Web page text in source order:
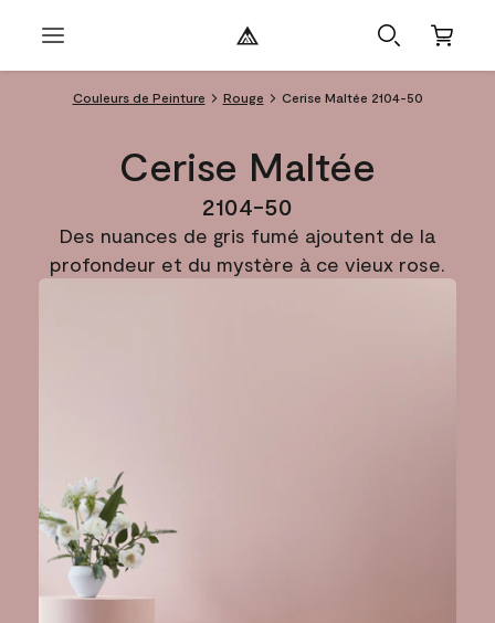
Couleurs de Peinture Rouge Cerise Maltée 2104-50
Cerise Maltée
2104-50
Des nuances de gris fumé ajoutent de la
profondeur et du mystère à ce vieux rose.